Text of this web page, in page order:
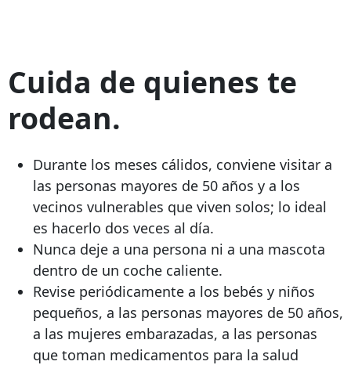
Cuida de quienes te
rodean.
Durante los meses cálidos, conviene visitar a
las personas mayores de 50 años y a los
vecinos vulnerables que viven solos; lo ideal
es hacerlo dos veces al día.
Nunca deje a una persona ni a una mascota
dentro de un coche caliente.
Revise periódicamente a los bebés y niños
pequeños, a las personas mayores de 50 años,
a las mujeres embarazadas, a las personas
que toman medicamentos para la salud